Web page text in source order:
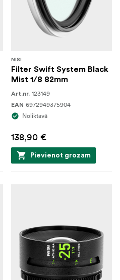
NISI
Filter Swift System Black
Mist 1/8 82mm
Art.nr. 123149
EAN 6972949375904
Noliktavā
138,90 €
Pievienot grozam